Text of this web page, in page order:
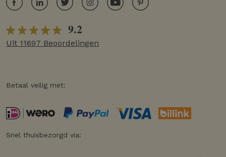
9.2
Uit 11697 Beoordelingen
Betaal veilig met:
Snel thuisbezorgd via: